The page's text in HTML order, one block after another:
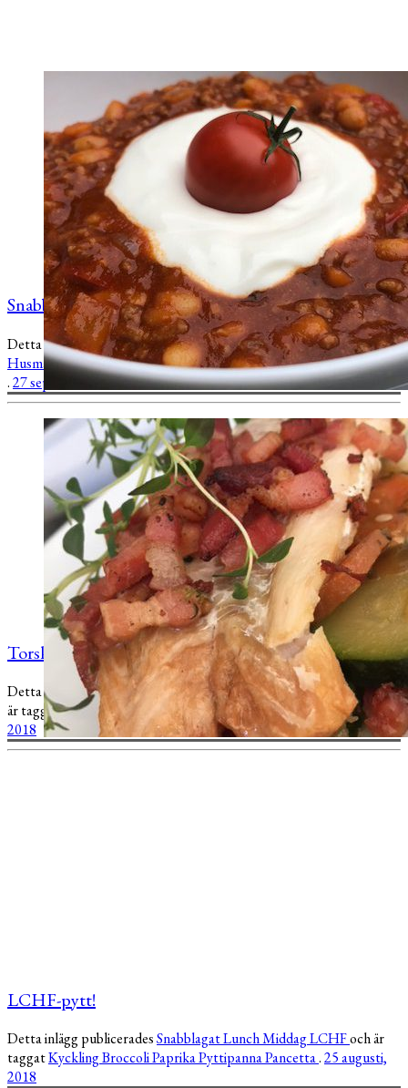
Snabb chili con carne
Detta inlägg publiceradesSnabblagatLunchMiddagLCHF
Husmanskostoch är taggatChiliKöttfärsTomatPaprikaVita bönor
.27 september, 2018
Torsk med bacon i foliepaket
Detta inlägg publicerades Fisk och skaldjurSnabblagat Middagoch
är taggatBaconPotatis ZucchiniFiskPaprikaTorsk.14 september,
2018
LCHF-pytt!
Detta inlägg publiceradesSnabblagatLunchMiddagLCHFoch är
taggatKycklingBroccoliPaprikaPyttipannaPancetta.25 augusti,
2018